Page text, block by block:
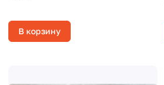
В корзину